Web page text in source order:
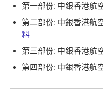
第一部份: 中銀香港航
第二部份: 中銀香港航
料
第三部份: 中銀香港航
第四部份: 中銀香港航